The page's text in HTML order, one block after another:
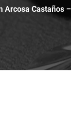
Arcosa Castaños